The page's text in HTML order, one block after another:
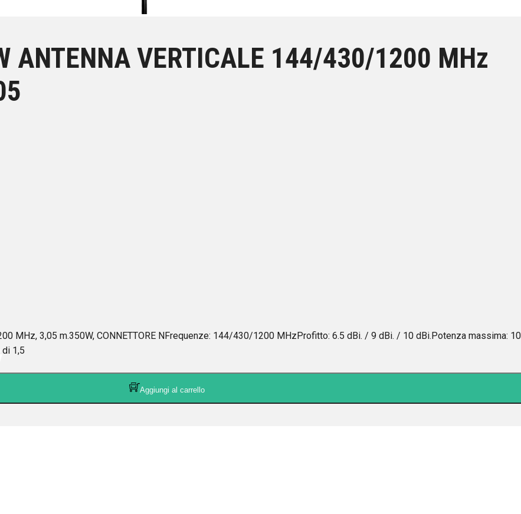
ANTENNA VERTICALE 144/430/1200 MHz
MHz, 3,05 m.350W, CONNETTORE NFrequenze: 144/430/1200 MHzProfitto: 6.5 dBi. / 9 dBi. / 10 dBi.Potenza massima:
di 1,5
Aggiungi al carrello